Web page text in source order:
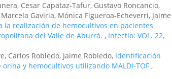
Cesar Capataz-Tafur, Gustavo Roncancio,
Gaviria, Mónica Figueroa-Echeverri, Jaime
realización de hemocultivos en pacientes
del Valle de Aburrá. , Infectio: VOL. 22,
Carlos Robledo, Jaime Robledo, Identificación
y hemocultivos utilizando MALDI-TOF ,